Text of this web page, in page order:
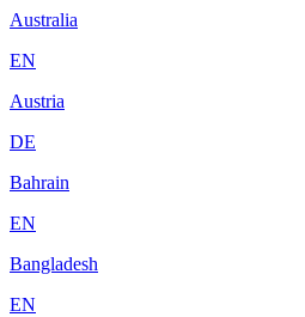
Australia
EN
Austria
DE
Bahrain
EN
Bangladesh
EN